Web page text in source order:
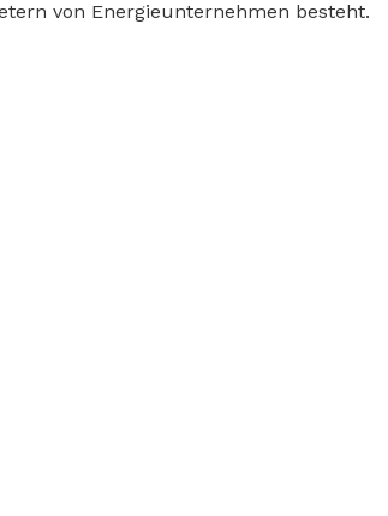
von Energieunternehmen besteht.